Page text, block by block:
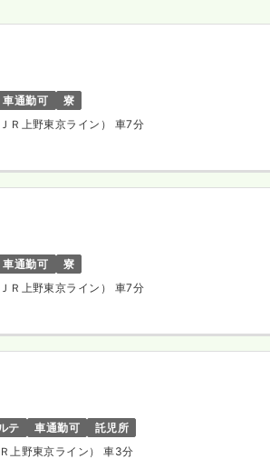
車通勤可
寮
Ｒ上野東京ライン） 車7分
車通勤可
寮
Ｒ上野東京ライン） 車7分
テ 車通勤可
託児所
上野東京ライン） 車3分